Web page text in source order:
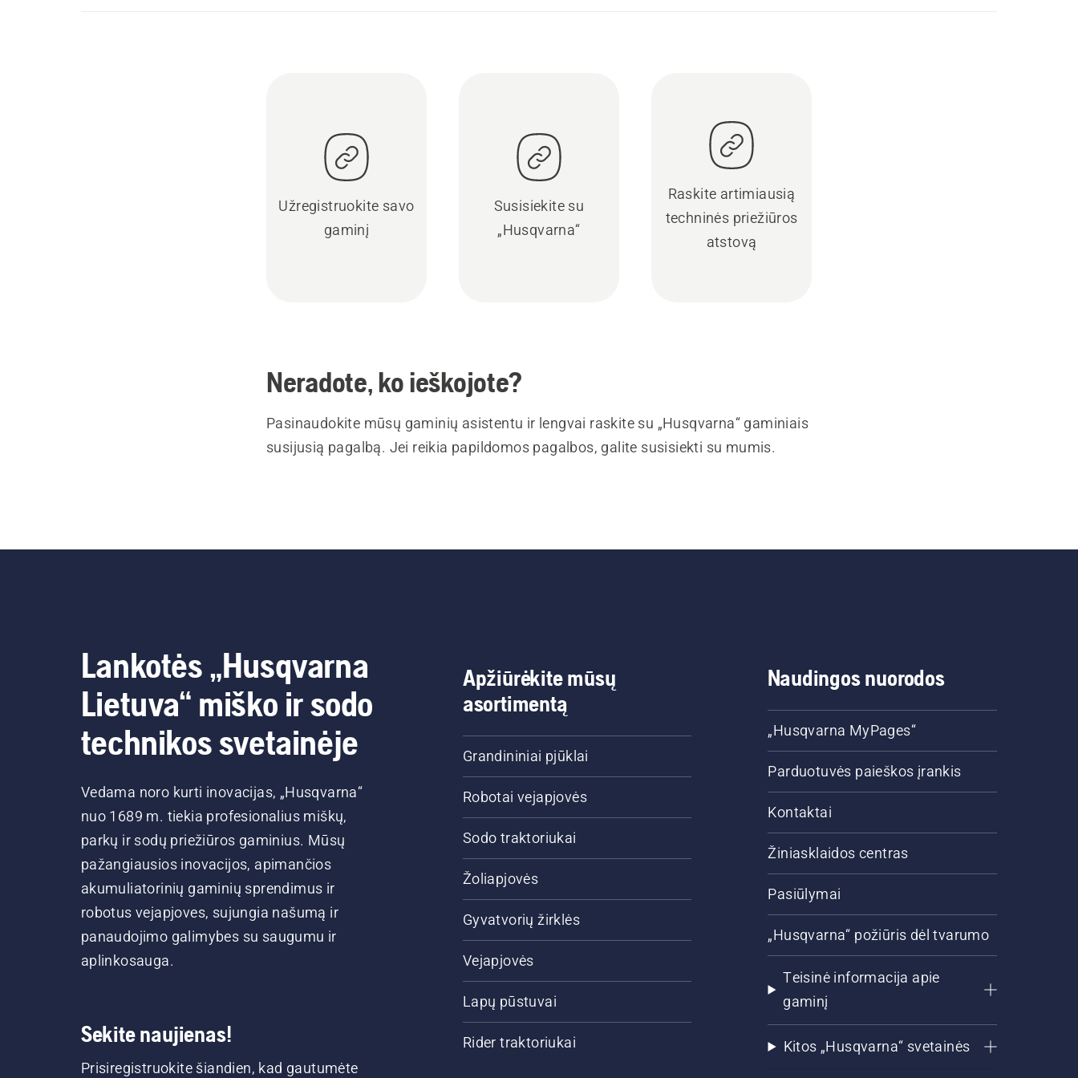
Užregistruokite savo
gaminį
Susisiekite su
„Husqvarna“
Raskite artimiausią
techninės priežiūros
atstovą
Neradote, ko ieškojote?
Pasinaudokite mūsų gaminių asistentu ir lengvai raskite su „Husqvarna“ gaminiais
susijusią pagalbą. Jei reikia papildomos pagalbos, galite susisiekti su mumis.
Lankotės „Husqvarna
Lietuva“ miško ir sodo
technikos svetainėje
Vedama noro kurti inovacijas, „Husqvarna“
nuo 1689 m. tiekia profesionalius miškų,
parkų ir sodų priežiūros gaminius. Mūsų
pažangiausios inovacijos, apimančios
akumuliatorinių gaminių sprendimus ir
robotus vejapjoves, sujungia našumą ir
panaudojimo galimybes su saugumu ir
aplinkosauga.
Sekite naujienas!
Prisiregistruokite šiandien, kad gautumėte
Apžiūrėkite mūsų
asortimentą
Grandininiai pjūklai
Robotai vejapjovės
Sodo traktoriukai
Žoliapjovės
Gyvatvorių žirklės
Vejapjovės
Lapų pūstuvai
Rider traktoriukai
Naudingos nuorodos
„Husqvarna MyPages“
Parduotuvės paieškos įrankis
Kontaktai
Žiniasklaidos centras
Pasiūlymai
„Husqvarna“ požiūris dėl tvarumo
Teisinė informacija apie
gaminį
Kitos „Husqvarna“ svetainės